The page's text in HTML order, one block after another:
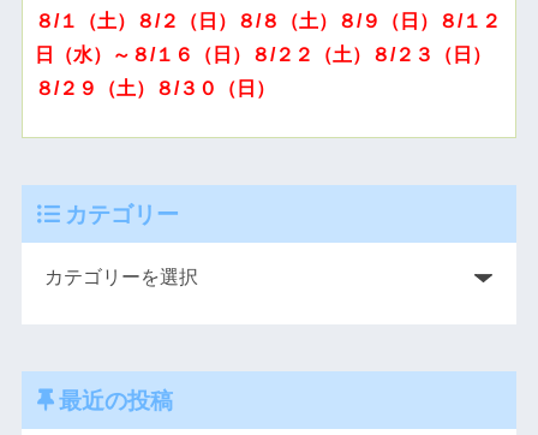
８/１（土）８/２（日）８/８（土）８/９（日）８/１２
日（水）～８/１６（日）８/２２（土）８/２３（日）
８/２９（土）８/３０（日）
カテゴリー
最近の投稿